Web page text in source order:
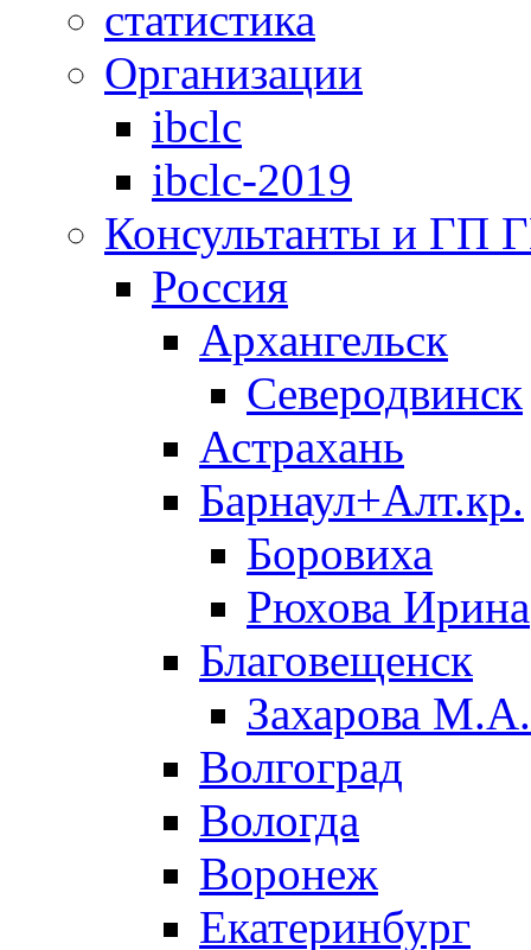
статистика
Организации
ibclc
ibclc-2019
Консультанты и ГП
Россия
Архангельск
Северодвинск
Астрахань
Барнаул+Алт.кр.
Боровиха
Рюхова Ирина
Благовещенск
Захарова М.А.
Волгоград
Вологда
Воронеж
Екатеринбург